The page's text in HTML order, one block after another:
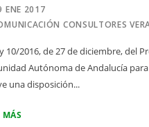
ENE 2017
CONSULTORES
10/2016, de 27 de diciembre, del
Autónoma de Andalucía para
una disposición...
MÁS